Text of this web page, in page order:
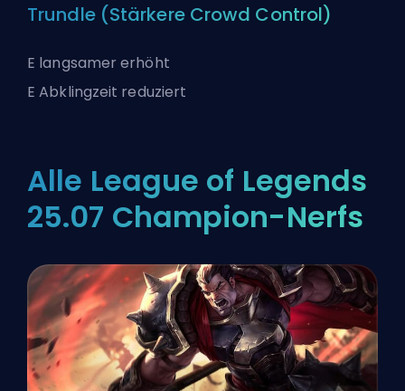
Trundle (Stärkere Crowd Control)
E langsamer erhöht
E Abklingzeit reduziert
Alle League of Legends
25.07 Champion-Nerfs